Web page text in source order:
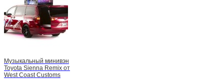
Музыкальный минивэн
Toyota Sienna Remix от
West Coast Customs